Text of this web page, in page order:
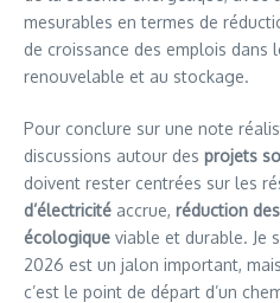
mesurables en termes de
de croissance des emplois dans
renouvelable et au stockage.
Pour conclure sur une note
discussions autour des projets
doivent rester centrées sur les
d’électricité accrue, réduction
écologique viable et durable. Je
2026 est un jalon important,
c’est le point de départ d’un